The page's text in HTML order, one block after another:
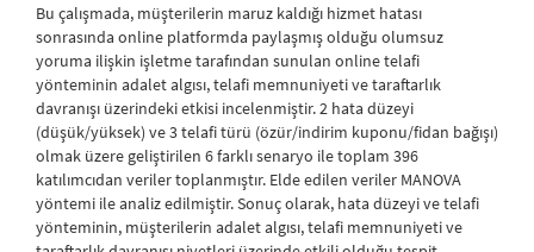
Bu çalışmada, müşterilerin maruz kaldığı hizmet hatası
sonrasında online platformda paylaşmış olduğu olumsuz
yoruma ilişkin işletme tarafından sunulan online telafi
yönteminin adalet algısı, telafi memnuniyeti ve taraftarlık
davranışı üzerindeki etkisi incelenmiştir. 2 hata düzeyi
(düşük/yüksek) ve 3 telafi türü (özür/indirim kuponu/fidan bağışı)
olmak üzere geliştirilen 6 farklı senaryo ile toplam 396
katılımcıdan veriler toplanmıştır. Elde edilen veriler MANOVA
yöntemi ile analiz edilmiştir. Sonuç olarak, hata düzeyi ve telafi
yönteminin, müşterilerin adalet algısı, telafi memnuniyeti ve